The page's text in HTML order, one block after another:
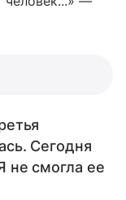
Сегодня
не смогла ее